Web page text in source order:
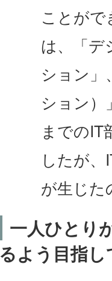
ことが
は、「デ
ション
ション
までのIT
したが
が生じた
一人ひとり
るよう目指し